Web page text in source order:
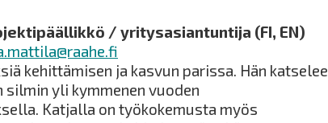
/ yritysasiantuntija (FI, EN)
kehittämisen ja kasvun parissa. Hän katselee
yli kymmenen vuoden
Katjalla on työkokemusta myös